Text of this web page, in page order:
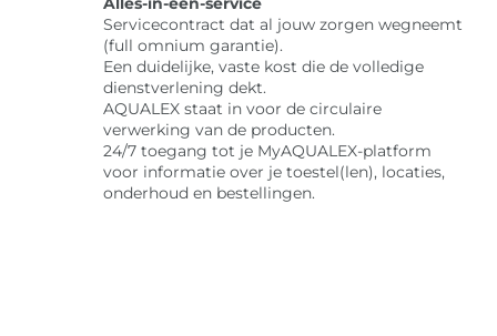
Servicecontract dat al jouw zorgen wegneemt
(full omnium garantie).
Een duidelijke, vaste kost die de volledige
dienstverlening dekt.
AQUALEX staat in voor de circulaire
verwerking van de producten.
24/7 toegang tot je MyAQUALEX-platform
voor informatie over je toestel(len), locaties,
onderhoud en bestellingen.